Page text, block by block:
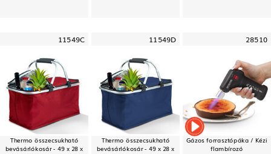
11549C
Thermo összecsukható
bevásárlókosár - 49 x 28 x
11549D
Thermo összecsukható
bevásárlókosár - 49 x 28 x
28510
Gázos forrasztópáka / Kézi
flambírozó